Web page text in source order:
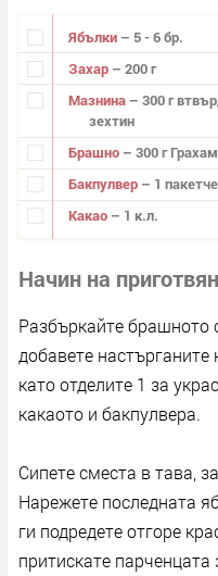
Ябълки – 5 - 6 бр.
Захар – 200 г
Мазнина – 300 г
зехтин
Брашно – 300 г
Бакпулвер – 1 пакетче
Какао – 1 к.л.
Начин на
Разбъркайте брашното
добавете настърганите
като отделите 1 за
какаото и бакпулвера.
Сипете сместа в тава,
Нарежете последната
ги подредете отгоре
притискате